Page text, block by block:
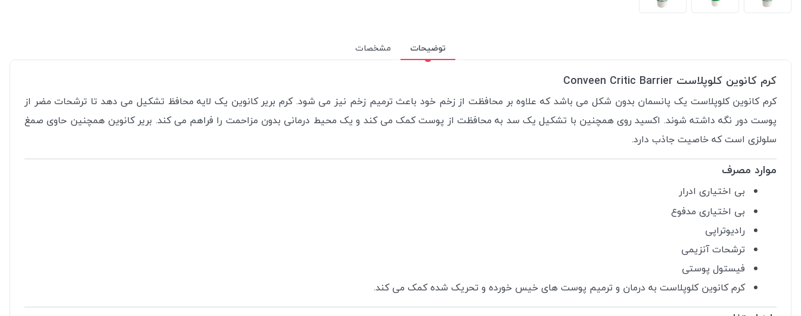
توضیحات مشخصات
کرم کانوین کلوپلاست Conveen Critic Barrier
کرم کانوین کلوپلاست یک پانسمان بدون شکل می باشد که علاوه بر محافظت از زخم خود باعث ترمیم زخم نیز می شود.کرم بریر کانوین یک لایه محافظ تشکیل می دهد تا ترشحات مضر از
پوست دور نگه داشته شوند. اکسید روی همچنین با تشکیل یک سد به محافظت از پوست کمک می کند و یک محیط درمانی بدون مزاحمت را فراهم می کند. بریر کانوین همچنین حاوی صمغ
سلولزی است که خاصیت جاذب دارد.
موارد مصرف
بی اختیاری ادرار
بی اختیاری مدفوع
رادیوتراپی
ترشحات آنزیمی
فیستول پوستی
کرم کانوین کلوپلاست به درمان و ترمیم پوست های خیس خورده و تحریک شده کمک می کند.